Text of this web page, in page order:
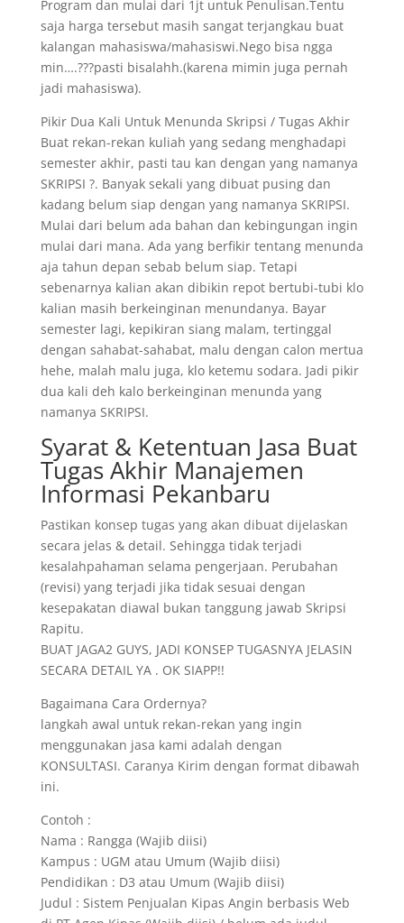
Program dan mulai dari 1jt untuk Penulisan.Tentu
saja harga tersebut masih sangat terjangkau buat
kalangan mahasiswa/mahasiswi.Nego bisa ngga
min….???pasti bisalahh.(karena mimin juga pernah
jadi mahasiswa).
Pikir Dua Kali Untuk Menunda Skripsi / Tugas Akhir
Buat rekan-rekan kuliah yang sedang menghadapi
semester akhir, pasti tau kan dengan yang namanya
SKRIPSI ?. Banyak sekali yang dibuat pusing dan
kadang belum siap dengan yang namanya SKRIPSI.
Mulai dari belum ada bahan dan kebingungan ingin
mulai dari mana. Ada yang berfikir tentang menunda
aja tahun depan sebab belum siap. Tetapi
sebenarnya kalian akan dibikin repot bertubi-tubi klo
kalian masih berkeinginan menundanya. Bayar
semester lagi, kepikiran siang malam, tertinggal
dengan sahabat-sahabat, malu dengan calon mertua
hehe, malah malu juga, klo ketemu sodara. Jadi pikir
dua kali deh kalo berkeinginan menunda yang
namanya SKRIPSI.
Syarat & Ketentuan Jasa Buat
Tugas Akhir Manajemen
Informasi Pekanbaru
Pastikan konsep tugas yang akan dibuat dijelaskan
secara jelas & detail. Sehingga tidak terjadi
kesalahpahaman selama pengerjaan. Perubahan
(revisi) yang terjadi jika tidak sesuai dengan
kesepakatan diawal bukan tanggung jawab Skripsi
Rapitu.
BUAT JAGA2 GUYS, JADI KONSEP TUGASNYA JELASIN
SECARA DETAIL YA . OK SIAPP!!
Bagaimana Cara Ordernya?
langkah awal untuk rekan-rekan yang ingin
menggunakan jasa kami adalah dengan
KONSULTASI. Caranya Kirim dengan format dibawah
ini.
Contoh :
Nama : Rangga (Wajib diisi)
Kampus : UGM atau Umum (Wajib diisi)
Pendidikan : D3 atau Umum (Wajib diisi)
Judul : Sistem Penjualan Kipas Angin berbasis Web